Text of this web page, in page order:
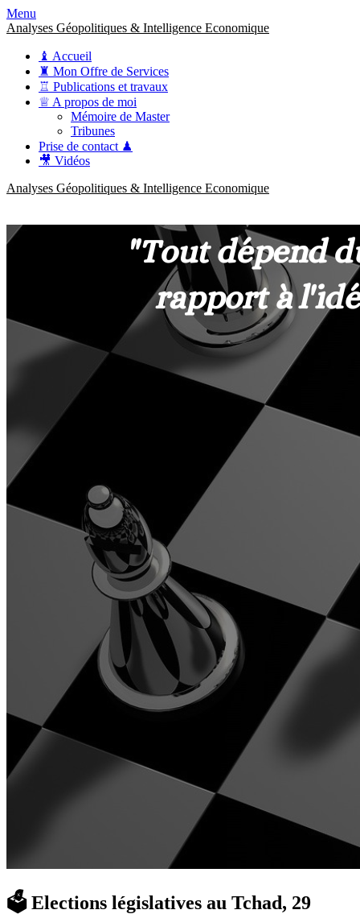
Menu
Analyses Géopolitiques & Intelligence Economique
♝ Accueil
♜ Mon Offre de Services
♖ Publications et travaux
♕ A propos de moi
Mémoire de Master
Tribunes
Prise de contact ♟
🎥 Vidéos
Analyses Géopolitiques & Intelligence Economique
🗳️ Elections législatives au Tchad, 29